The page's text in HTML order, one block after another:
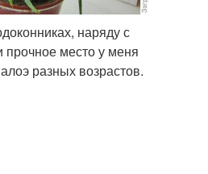
наряду с
место у меня
разных возрастов.